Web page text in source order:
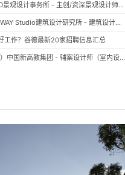
（上海）FLO景观设计事务所 - 主创/资深景观设计师 / 景观设计师 / 设计实习生 / 商务行政助理 / 助理施工图设计师
（北京）未/WAY Studio建筑设计研究所 - 建筑设计师 / 助理设计师/初级设计师 / 实习生 / 办公室行政与商务助理
工作？谷德最新20家招聘信息汇总
（昆明/北京）中国新高教集团 - 辅案设计师（室内设计） / 辅案设计师（景观设计）/ 生活空间组长/教学空间组长 / 平面设计高级经理 / 展陈设计高级经理